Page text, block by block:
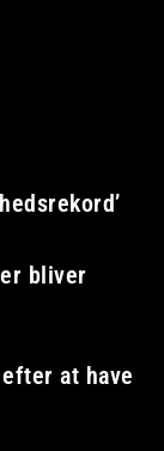
bliver
at have